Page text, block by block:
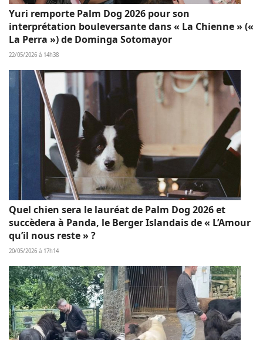
Yuri remporte Palm Dog 2026 pour son
interprétation bouleversante dans « La Chienne » («
La Perra ») de Dominga Sotomayor
22/05/2026 à 14h38
Quel chien sera le lauréat de Palm Dog 2026 et
succèdera à Panda, le Berger Islandais de « L’Amour
qu’il nous reste » ?
20/05/2026 à 17h14